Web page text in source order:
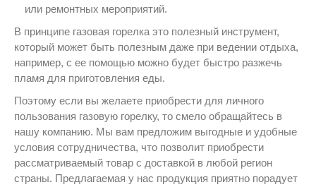
или ремонтных мероприятий.
В принципе газовая горелка это полезный инструмент,
который может быть полезным даже при ведении отдыха,
например, с ее помощью можно будет быстро разжечь
пламя для приготовления еды.
Поэтому если вы желаете приобрести для личного
пользования газовую горелку, то смело обращайтесь в
нашу компанию. Мы вам предложим выгодные и удобные
условия сотрудничества, что позволит приобрести
рассматриваемый товар с доставкой в любой регион
страны. Предлагаемая у нас продукция приятно порадует